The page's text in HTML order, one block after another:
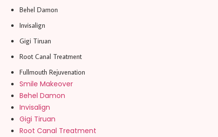
Behel Damon
Invisalign
Gigi Tiruan
Root Canal Treatment
Fullmouth Rejuvenation
Smile Makeover
Behel Damon
Invisalign
Gigi Tiruan
Root Canal Treatment